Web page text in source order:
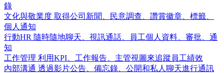
錄
文化與敬業度 取得公司新聞、民意調查、讚賞徽章、標籤、
個人通知
行動HR 隨時隨地聊天、視訊通話、員工個人資料、審批、通
知
工作管理 利用KPI、工作報告、主管視圖來追蹤員工績效
內部溝通 透過影片公告、備忘錄、公開和私人聊天進行通訊